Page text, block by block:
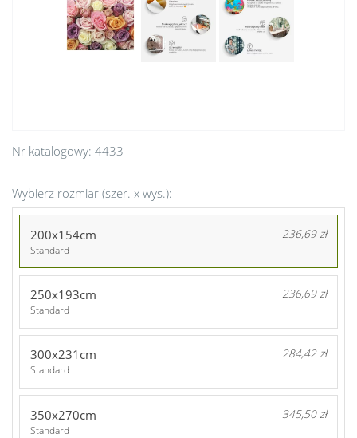
Nr katalogowy: 4433
Wybierz rozmiar (szer. x wys.):
200x154cm 236,69 zł
Standard
250x193cm 236,69 zł
Standard
300x231cm 284,42 zł
Standard
350x270cm 345,50 zł
Standard